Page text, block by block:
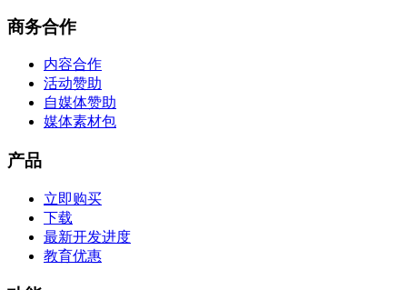
商务合作
内容合作
活动赞助
自媒体赞助
媒体素材包
产品
立即购买
下载
最新开发进度
教育优惠